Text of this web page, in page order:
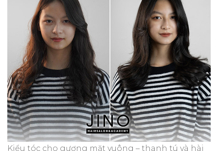
Kiểu tóc cho gương mặt vuông – thanh tú và hài